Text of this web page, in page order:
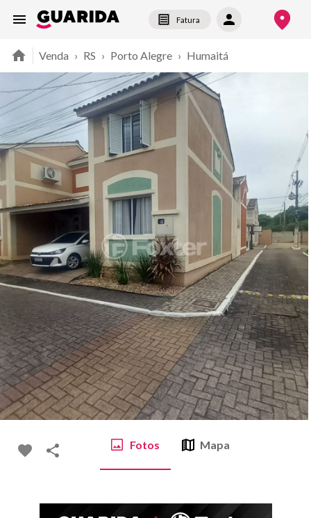
Fatura
Venda › RS › Porto Alegre › Humaitá
Fotos Mapa